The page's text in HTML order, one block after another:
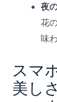
夜
花
味
スマ
美し